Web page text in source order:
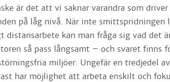
är det att vi saknar varandra som
på låg nivå. När inte smittspridningen
distansarbete kan man fråga sig vad det
så pass långsamt – och svaret finns
miljöer. Ungefär en tredjedel
har möjlighet att arbeta enskilt och